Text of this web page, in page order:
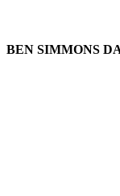
BEN SIMMONS